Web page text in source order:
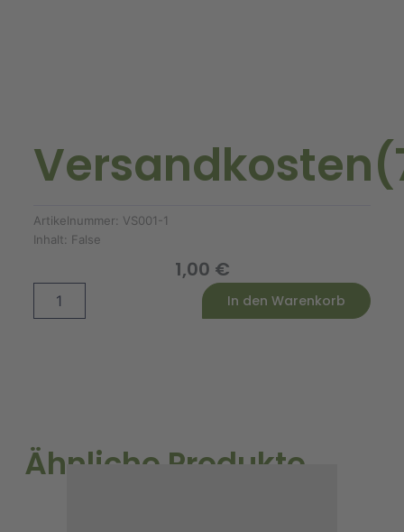
Artikelnummer: VS001-1
Inhalt: False
1,00 €
Menge
In den Warenkorb
Alternative:
Ähnliche Produkte